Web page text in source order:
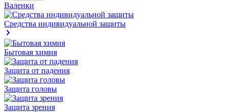
Валенки
Средства индивидуальной защиты
Бытовая химия
Защита от падения
Защита головы
Защита зрения